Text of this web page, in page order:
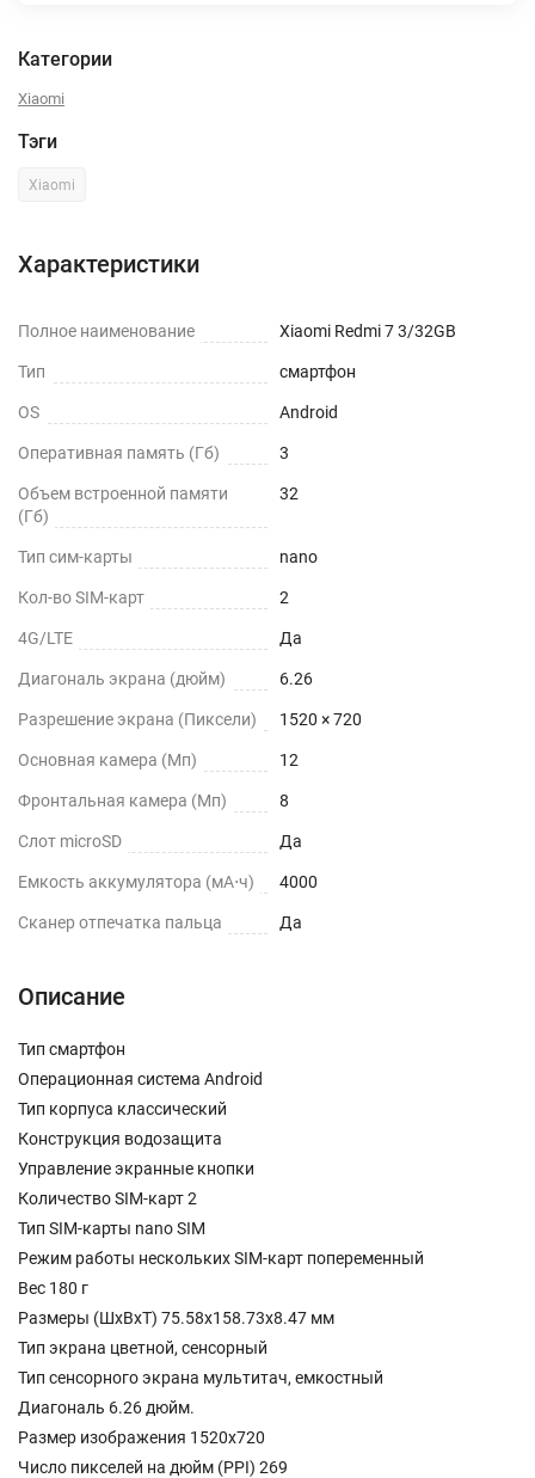
Категории
Xiaomi
Тэги
Xiaomi
Характеристики
Полное наименование Xiaomi Redmi 7 3/32GB
Тип смартфон
OS Android
Оперативная память (Гб) 3
Объем встроенной памяти
(Гб)
32
Тип сим-карты nano
Кол-во SIM-карт 2
4G/LTE Да
Диагональ экрана (дюйм) 6.26
Разрешение экрана (Пиксели) 1520 × 720
Основная камера (Мп) 12
Фронтальная камера (Мп) 8
Слот microSD Да
Емкость аккумулятора (мА⋅ч) 4000
Сканер отпечатка пальца Да
Описание
Тип смартфон
Операционная система Android
Тип корпуса классический
Конструкция водозащита
Управление экранные кнопки
Количество SIM-карт 2
Тип SIM-карты nano SIM
Режим работы нескольких SIM-карт попеременный
Вес 180 г
Размеры (ШxВxТ) 75.58x158.73x8.47 мм
Тип экрана цветной, сенсорный
Тип сенсорного экрана мультитач, емкостный
Диагональ 6.26 дюйм.
Размер изображения 1520x720
Число пикселей на дюйм (PPI) 269